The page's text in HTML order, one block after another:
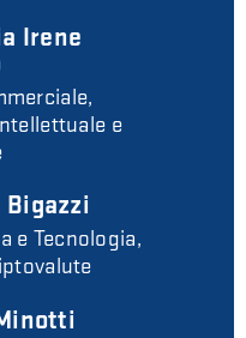
Irene
e
Bigazzi
e Tecnologia,